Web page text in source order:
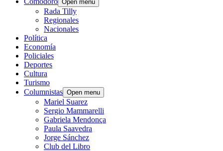
Open menu
Rada Tilly
Regionales
Nacionales
Política
Economía
Policiales
Deportes
Cultura
Turismo
Columnistas Open menu
Mariel Suarez
Sergio Mammarelli
Gabriela Mendonça
Paula Saavedra
Jorge Sánchez
Club del Libro